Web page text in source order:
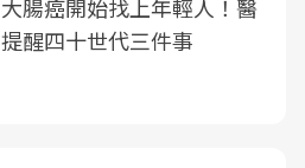
大腸癌開始找上年輕人！醫
提醒四十世代三件事